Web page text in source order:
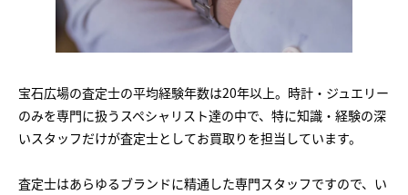
宝石広場の査定士の平均経験年数は20年以上。時計・ジュエリー
のみを専門に扱うスペシャリスト達の中で、特に知識・経験の深
いスタッフだけが査定士としてお買取りを担当しています。
査定士はあらゆるブランドに精通した専門スタッフですので、い